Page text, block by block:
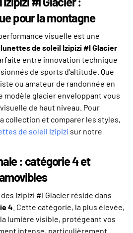
pour la montagne
visuelle est une
lunettes de soleil Izipizi #I Glacier
entre innovation technique
de sports d'altitude. Que
ou amateur de randonnée en
modèle glacier enveloppant vous
de haut niveau. Pour
collection et comparer les styles,
de soleil Izipizi sur notre
: catégorie 4 et
Izipizi #I Glacier réside dans
4 . Cette catégorie, la plus élevée,
lumière visible, protégeant vos
intense, particulièrement